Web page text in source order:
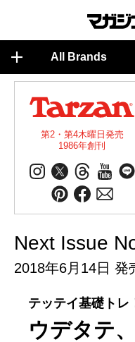
All Brands
第2・第4木曜日発売
1986年創刊
Next Issue
2018年6月14日 発
テッテイ基礎トレ
ウデタテ